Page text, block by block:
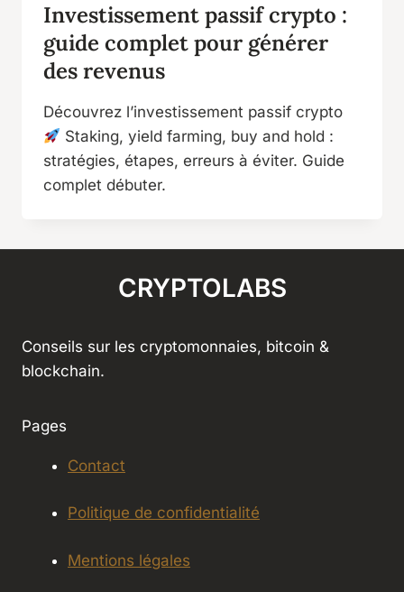
Investissement passif crypto :
guide complet pour générer
des revenus
Découvrez l’investissement passif crypto
Staking, yield farming, buy and hold :
stratégies, étapes, erreurs à éviter. Guide
complet débuter.
CRYPTOLABS
Conseils sur les cryptomonnaies, bitcoin &
blockchain.
Pages
Contact
Politique de confidentialité
Mentions légales